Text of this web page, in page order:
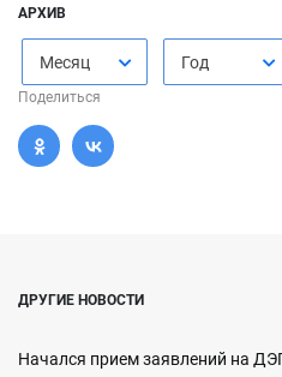
АРХИВ
Месяц Год
Поделиться
ДРУГИЕ НОВОСТИ
Начался прием заявлений на